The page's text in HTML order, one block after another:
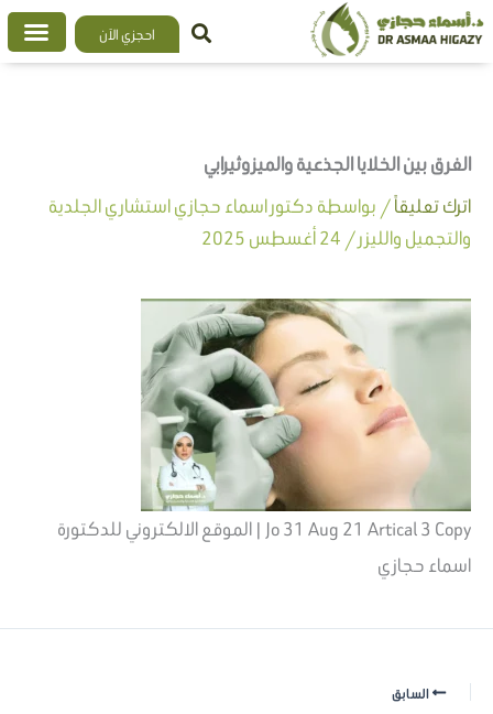
تخطي
إلى
احجزي الآن
الفرق بين الخلايا الجذعية والميزوثيرابي
اترك تعليقاً/ بواسطة دكتور اسماء حجازي استشاري الجلدية
والتجميل والليزر/ 24 أغسطس 2025
Jo 31 Aug 21 Artical 3 Copy | الموقع الالكتروني للدكتورة
اسماء حجازي
السابق